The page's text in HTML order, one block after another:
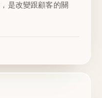
是改變跟顧客的關